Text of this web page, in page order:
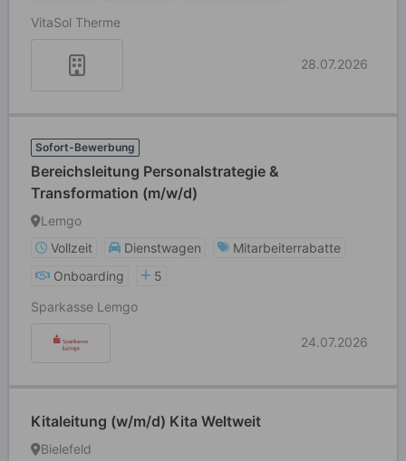
VitaSol Therme
28.07.2026
Sofort-Bewerbung
Bereichsleitung Personalstrategie &
Transformation (m/w/d)
Lemgo
Vollzeit
Dienstwagen
Mitarbeiterrabatte
Onboarding
5
Sparkasse Lemgo
24.07.2026
Kitaleitung (w/m/d) Kita Weltweit
Bielefeld